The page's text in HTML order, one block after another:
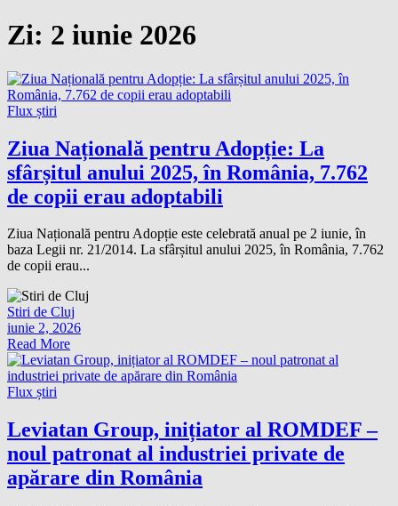
Zi: 2 iunie 2026
Flux știri
Ziua Națională pentru Adopție: La
sfârșitul anului 2025, în România, 7.762
de copii erau adoptabili
Ziua Națională pentru Adopție este celebrată anual pe 2 iunie, în
baza Legii nr. 21/2014. La sfârșitul anului 2025, în România, 7.762
de copii erau...
Stiri de Cluj
iunie 2, 2026
Read More
Flux știri
Leviatan Group, inițiator al ROMDEF –
noul patronat al industriei private de
apărare din România